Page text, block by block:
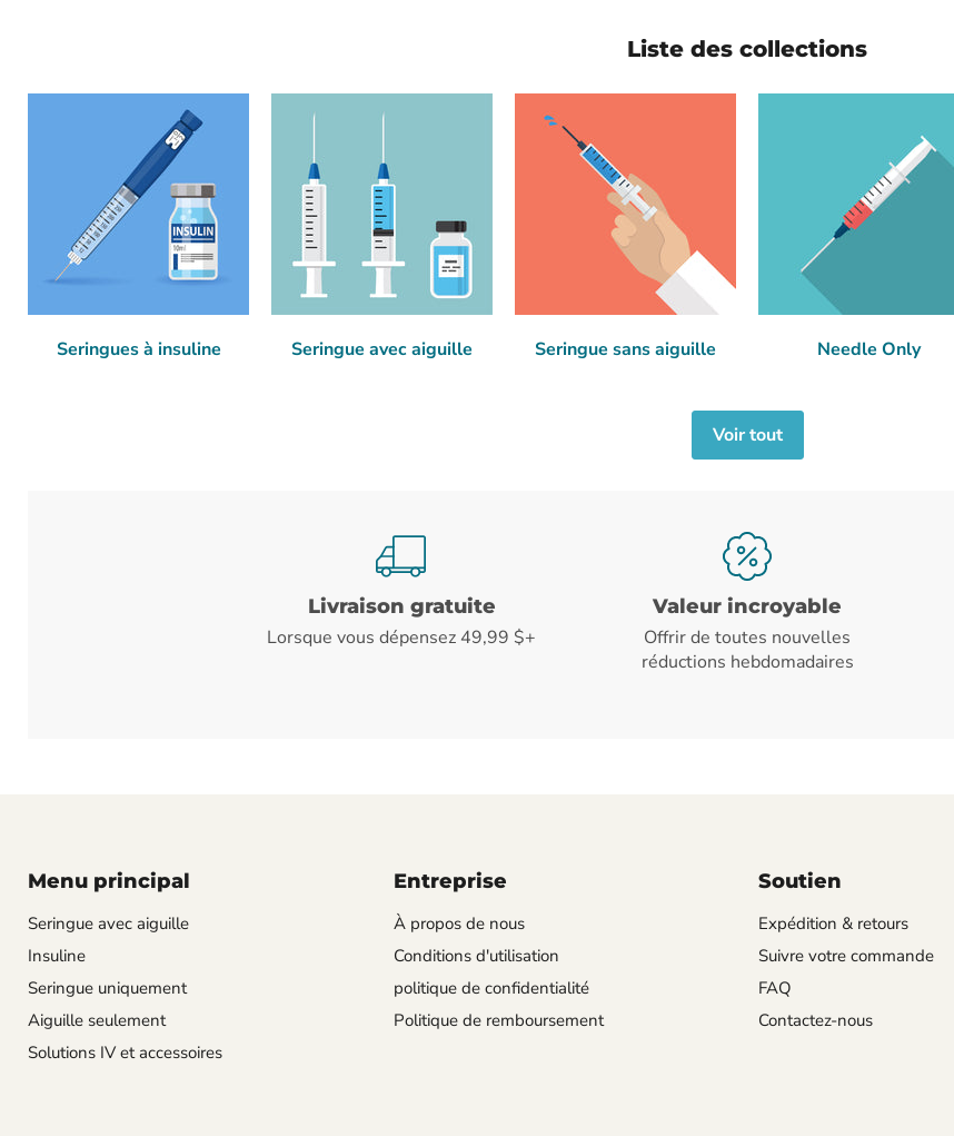
Liste des collections
Seringues à insuline Seringue avec aiguille Seringue sans aiguille Needle Only
Voir tout
Livraison gratuite
Lorsque vous dépensez 49,99 $+
Valeur incroyable
Offrir de toutes nouvelles
réductions hebdomadaires
Menu principal
Seringue avec aiguille
Insuline
Seringue uniquement
Aiguille seulement
Solutions IV et accessoires
Entreprise
À propos de nous
Conditions d'utilisation
politique de confidentialité
Politique de remboursement
Soutien
Expédition & retours
Suivre votre commande
FAQ
Contactez-nous